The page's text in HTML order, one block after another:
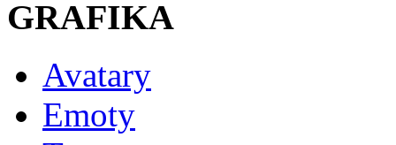
GRAFIKA
Avatary
Emoty